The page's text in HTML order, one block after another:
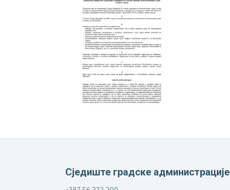
Сједиште градске администрације